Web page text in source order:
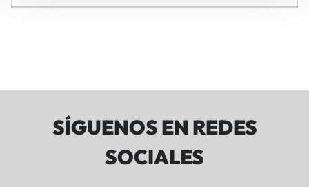
SÍGUENOS EN REDES
SOCIALES